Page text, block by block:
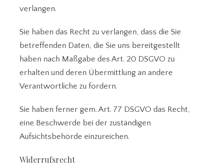
verlangen.
Sie haben das Recht zu verlangen, dass die Sie
betreffenden Daten, die Sie uns bereitgestellt
haben nach Maßgabe des Art. 20 DSGVO zu
erhalten und deren Übermittlung an andere
Verantwortliche zu fordern.
Sie haben ferner gem. Art. 77 DSGVO das Recht,
eine Beschwerde bei der zuständigen
Aufsichtsbehörde einzureichen.
Widerrufsrecht